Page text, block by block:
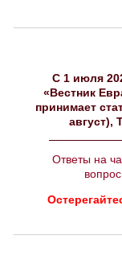
C 1 июля
«Вестник
принимает
август),
Ответы на